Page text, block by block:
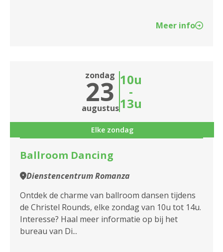
Meer info
zondag
23
augustus
10u
-
13u
Elke zondag
Ballroom Dancing
Dienstencentrum Romanza
Ontdek de charme van ballroom dansen tijdens
de Christel Rounds, elke zondag van 10u tot 14u.
Interesse? Haal meer informatie op bij het
bureau van Di...